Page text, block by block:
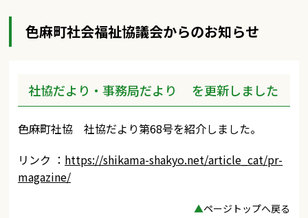
色麻町社会福祉協議会からのお知らせ
社協だより・事務局だより を更新しました
色麻町社協 社協だより第68号を紹介しました。
リンク ： https://shikama-shakyo.net/article_cat/pr-
magazine/
▲ページトップへ戻る